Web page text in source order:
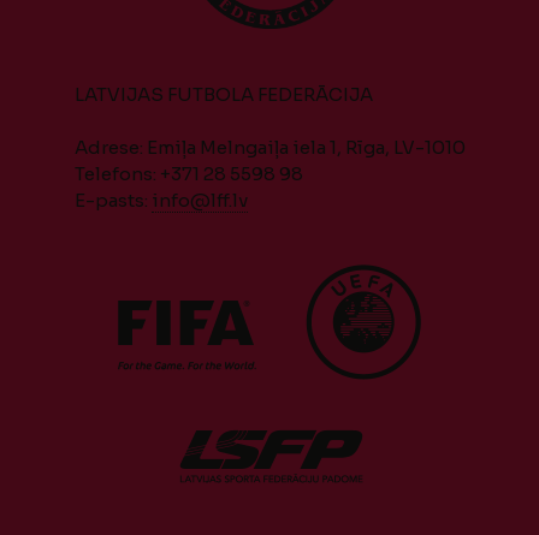
LATVIJAS FUTBOLA FEDERĀCIJA
Adrese: Emiļa Melngaiļa iela 1, Rīga, LV-1010
Telefons: +371 28 5598 98
E-pasts: info@lff.lv